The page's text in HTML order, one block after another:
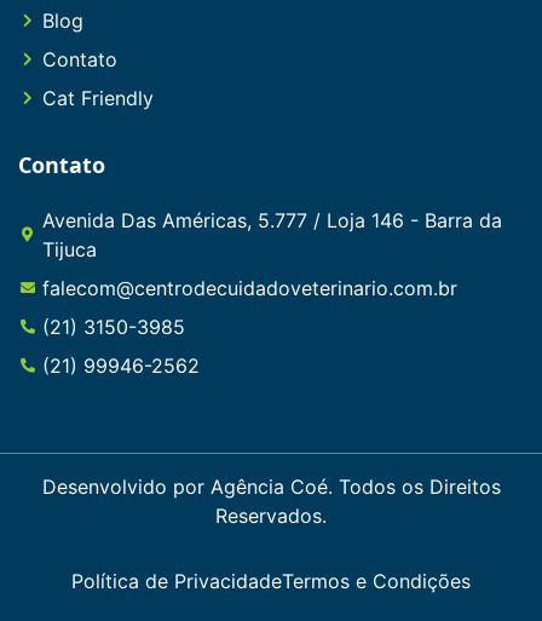
Blog
Contato
Cat Friendly
Contato
Avenida Das Américas, 5.777 / Loja 146 - Barra da
Tijuca
falecom@centrodecuidadoveterinario.com.br
(21) 3150-3985
(21) 99946-2562
Desenvolvido por Agência Coé. Todos os Direitos
Reservados.
Política de PrivacidadeTermos e Condições